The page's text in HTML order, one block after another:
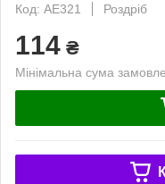
Код: AE321
Роздріб
114 ₴
Мінімальна сума